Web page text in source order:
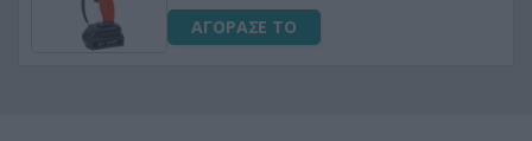
ΑΓΟΡΑΣΕ ΤΟ